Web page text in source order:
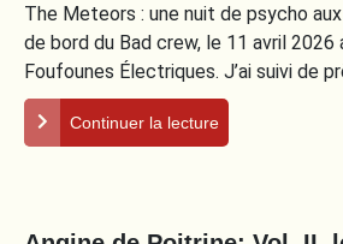
The Meteors : une nuit de psycho
de bord du Bad crew, le 11 avril 2026
Foufounes Électriques. J’ai suivi de
Continuer la lecture